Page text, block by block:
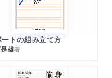
ートの組み立て方
雄著